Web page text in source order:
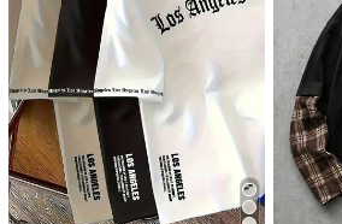
22
HUEFORM